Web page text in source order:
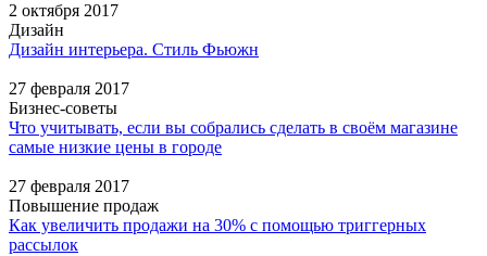
2 октября 2017
Дизайн
Дизайн интерьера. Стиль Фьюжн
27 февраля 2017
Бизнес-советы
Что учитывать, если вы собрались сделать в своём магазине
самые низкие цены в городе
27 февраля 2017
Повышение продаж
Как увеличить продажи на 30% с помощью триггерных
рассылок